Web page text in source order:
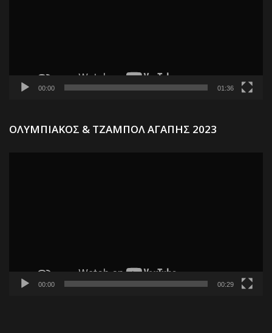
00:00 01:36
ΟΛΥΜΠΙΑΚΟΣ & ΤΖΑΜΠΟΛ ΑΓΑΠΗΣ 2023
00:00 00:29